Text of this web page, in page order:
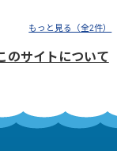
もっと見る（全2件）
のサイトについて